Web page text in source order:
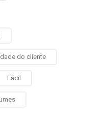
do cliente
Fácil